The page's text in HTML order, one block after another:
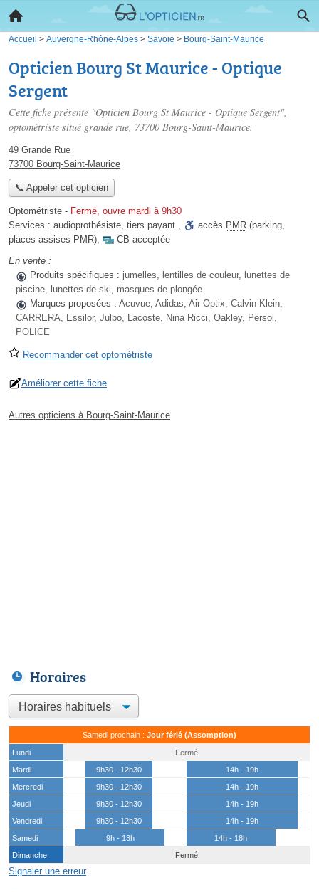
Accueil > Auvergne-Rhône-Alpes > Savoie > Bourg-Saint-Maurice
Opticien Bourg St Maurice - Optique
Sergent
Cette fiche présente "Opticien Bourg St Maurice - Optique Sergent",
optométriste situé grande rue, 73700 Bourg-Saint-Maurice.
49 Grande Rue
73700 Bourg-Saint-Maurice
📞 Appeler cet opticien
Optométriste - Fermé, ouvre mardi à 9h30
Services : audioprothésiste, tiers payant , accès PMR (parking,
places assises PMR),
CB acceptée
En vente :
Produits spécifiques : jumelles, lentilles de couleur, lunettes de
piscine, lunettes de ski, masques de plongée
Marques proposées : Acuvue, Adidas, Air Optix, Calvin Klein,
CARRERA, Essilor, Julbo, Lacoste, Nina Ricci, Oakley, Persol,
POLICE
Recommander cet optométriste
Améliorer cette fiche
Autres opticiens à Bourg-Saint-Maurice
Horaires
Samedi prochain : Jour férié (Assomption)
Lundi
Fermé
Mardi
9h30 - 12h30
14h - 19h
Mercredi
9h30 - 12h30
14h - 19h
Jeudi
9h30 - 12h30
14h - 19h
Vendredi
9h30 - 12h30
14h - 19h
Samedi
9h - 13h
14h - 18h
Dimanche
Fermé
Signaler une erreur